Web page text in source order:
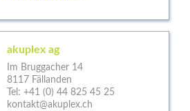
akuplex ag
Im Bruggacher 14
8117 Fällanden
Tel: +41 (0) 44 825 45 25
kontakt@akuplex.ch